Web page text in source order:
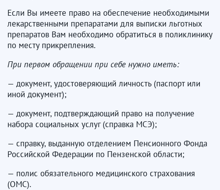
Если Вы имеете право на обеспечение необходимыми
лекарственными препаратами для выписки льготных
препаратов Вам необходимо обратиться в поликлинику
по месту прикрепления.
При первом обращении при себе нужно иметь:
— документ, удостоверяющий личность (паспорт или
иной документ);
— документ, подтверждающий право на получение
набора социальных услуг (справка МСЭ);
— справку, выданную отделением Пенсионного Фонда
Российской Федерации по Пензенской области;
— полис обязательного медицинского страхования
(ОМС).